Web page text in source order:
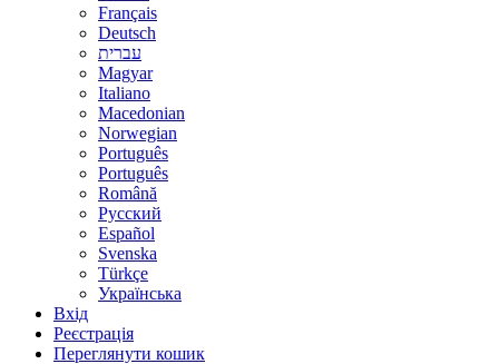
Français
Deutsch
עברית
Magyar
Italiano
Macedonian
Norwegian
Português
Português
Română
Русский
Español
Svenska
Türkçe
Українська
Вхід
Реєстрація
Переглянути кошик